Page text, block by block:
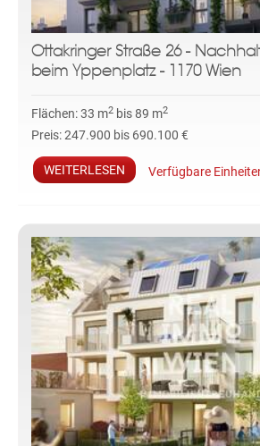
Ottakringer Straße 26 -
beim Yppenplatz - 1170 Wien
Flächen:33 m2 bis 89 m2
Preis:247.900 bis 690.100 €
WEITERLESEN Verfügbare